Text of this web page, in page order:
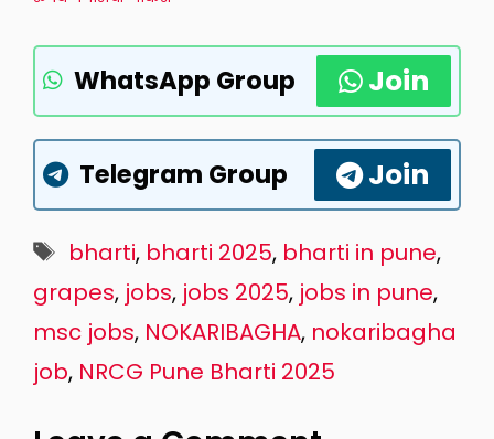
WhatsApp Group Join
Telegram Group Join
Tags
bharti, bharti 2025, bharti in pune,
grapes, jobs, jobs 2025, jobs in pune,
msc jobs, NOKARIBAGHA, nokaribagha
job, NRCG Pune Bharti 2025